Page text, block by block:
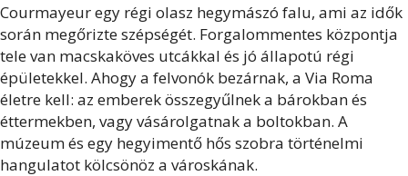
Courmayeur egy régi olasz hegymászó falu, ami az idők
során megőrizte szépségét. Forgalommentes központja
tele van macskaköves utcákkal és jó állapotú régi
épületekkel. Ahogy a felvonók bezárnak, a Via Roma
életre kell: az emberek összegyűlnek a bárokban és
éttermekben, vagy vásárolgatnak a boltokban. A
múzeum és egy hegyimentő hős szobra történelmi
hangulatot kölcsönöz a városkának.